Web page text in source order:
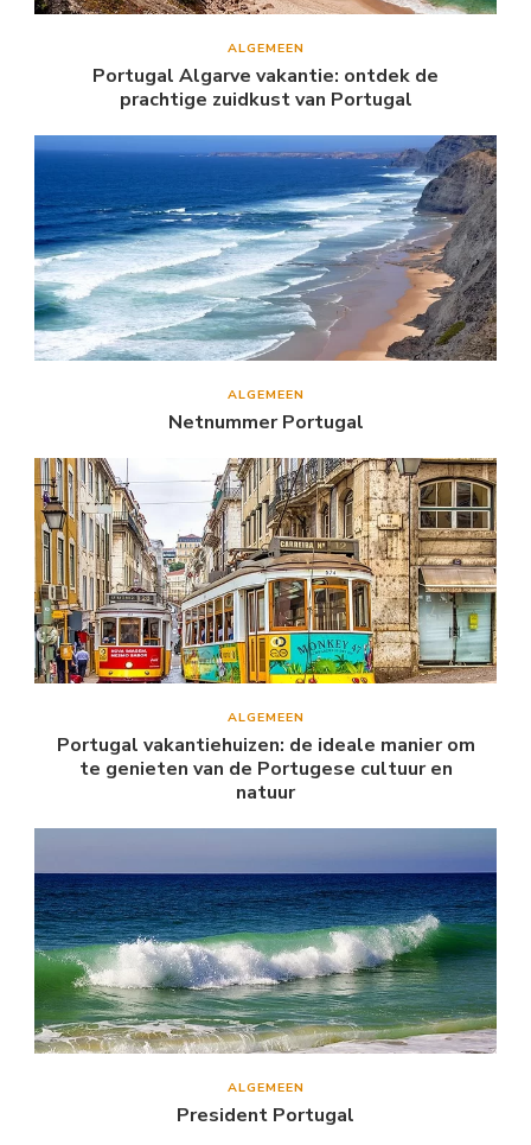
ALGEMEEN
Portugal Algarve vakantie: ontdek de
prachtige zuidkust van Portugal
ALGEMEEN
Netnummer Portugal
ALGEMEEN
Portugal vakantiehuizen: de ideale manier om
te genieten van de Portugese cultuur en
natuur
ALGEMEEN
President Portugal